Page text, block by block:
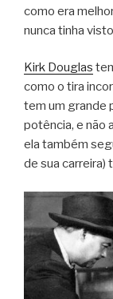
como era
nunca tinha
Kirk Douglas
como o tira
tem um grande
potência, e não
ela também
de sua carreira)